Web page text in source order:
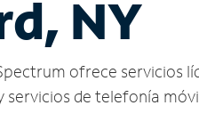
NY
ofrece servicios
de telefonía